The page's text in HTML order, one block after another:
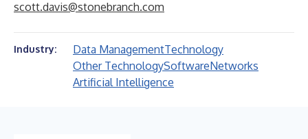
scott.davis@stonebranch.com
Industry: Data ManagementTechnology
Other TechnologySoftwareNetworks
Artificial Intelligence